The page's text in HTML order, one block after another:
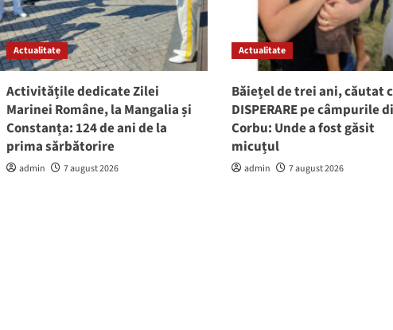
Actualitate
Activitățile dedicate Zilei
Marinei Române, la Mangalia și
Constanța: 124 de ani de la
prima sărbătorire
admin 7 august 2026
Actualitate
Băiețel de trei ani, căutat
DISPERARE pe câmpurile
Corbu: Unde a fost găsit
micuțul
admin 7 august 2026